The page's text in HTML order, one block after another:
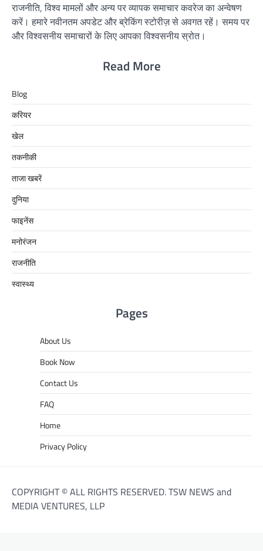
राजनीति, विश्व मामलों और अन्य पर व्यापक समाचार कवरेज का अन्वेषण
करें। हमारे नवीनतम अपडेट और ब्रेकिंग स्टोरीज़ से अवगत रहें। समय पर
और विश्वसनीय समाचारों के लिए आपका विश्वसनीय स्रोत।
Read More
Blog
करियर
खेल
तकनीकी
ताजा खबरें
दुनिया
फाइनेंस
मनोरंजन
राजनीति
स्वास्थ्य
Pages
About Us
Book Now
Contact Us
FAQ
Home
Privacy Policy
COPYRIGHT © ALL RIGHTS RESERVED. TSW NEWS and
MEDIA VENTURES, LLP